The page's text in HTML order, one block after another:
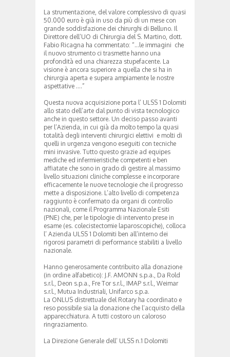
La strumentazione, del valore complessivo di quasi
50.000 euro è già in uso da più di un mese con
grande soddisfazione dei chirurghi di Belluno. Il
Direttore dell’UO di Chirurgia del S. Martino, dott.
Fabio Ricagna ha commentato: “…le immagini che
il nuovo strumento ci trasmette hanno una
profondità ed una chiarezza stupefacente. La
visione è ancora superiore a quella che si ha in
chirurgia aperta e supera ampiamente le nostre
aspettative ….”
Questa nuova acquisizione porta l’ ULSS 1 Dolomiti
allo stato dell’arte dal punto di vista tecnologico
anche in questo settore. Un deciso passo avanti
per l’Azienda, in cui già da molto tempo la quasi
totalità degli interventi chirurgici elettivi e molti di
quelli in urgenza vengono eseguiti con tecniche
mini invasive. Tutto questo grazie ad equipes
mediche ed infermieristiche competenti e ben
affiatate che sono in grado di gestire al massimo
livello situazioni cliniche complesse e incorporare
efficacemente le nuove tecnologie che il progresso
mette a disposizione. L’alto livello di competenza
raggiunto è confermato da organi di controllo
nazionali, come il Programma Nazionale Esiti
(PNE) che, per le tipologie di intervento prese in
esame (es. colecistectomie laparoscopiche), colloca
l’ Azienda ULSS 1 Dolomiti ben all’interno dei
rigorosi parametri di performance stabiliti a livello
nazionale.
Hanno generosamente contribuito alla donazione
(in ordine alfabetico): J.F. AMONN s.p.a., Da Rold
s.r.l., Deon s.p.a., Fre Tor s.r.l., IMAP s.r.l., Weimar
s.r.l., Mutua Industriali, Unifarco s.p.a.
La ONLUS distrettuale del Rotary ha coordinato e
reso possibile sia la donazione che l’acquisto della
apparecchiatura. A tutti costoro un caloroso
ringraziamento.
La Direzione Generale dell’ ULSS n.1 Dolomiti